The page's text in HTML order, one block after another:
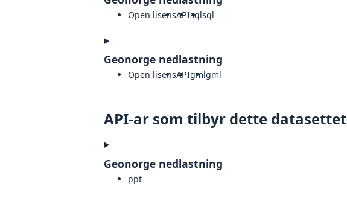
Open lisensAPIsqlsql
Geonorge nedlastning
Open lisensAPIgmlgml
API-ar som tilbyr dette datasettet
Geonorge nedlastning
ppt